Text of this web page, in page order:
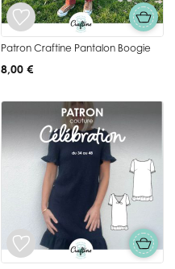
Patron Craftine Pantalon Boogie
8,00 €